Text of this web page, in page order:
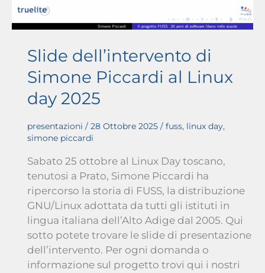
Slide dell’intervento di
Simone Piccardi al Linux
day 2025
presentazioni / 28 Ottobre 2025 / fuss, linux day,
simone piccardi
Sabato 25 ottobre al Linux Day toscano,
tenutosi a Prato, Simone Piccardi ha
ripercorso la storia di FUSS, la distribuzione
GNU/Linux adottata da tutti gli istituti in
lingua italiana dell’Alto Adige dal 2005. Qui
sotto potete trovare le slide di presentazione
dell’intervento. Per ogni domanda o
informazione sul progetto trovi qui i nostri